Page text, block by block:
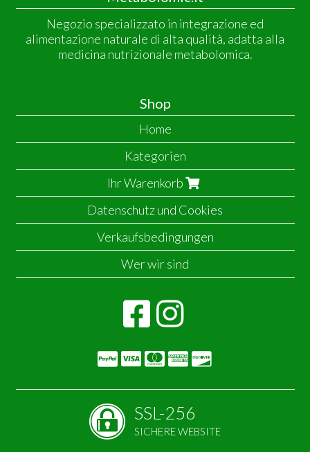
Negozio specializzato in integrazione ed
alimentazione naturale di alta qualità, adatta alla
medicina nutrizionale metabolomica.
Shop
Home
Kategorien
Ihr Warenkorb
Datenschutz und Cookies
Verkaufsbedingungen
Wer wir sind
SSL-256
SICHERE WEBSITE